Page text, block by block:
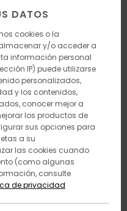
DATOS
cookies o la
y/o acceder a
información personal
IP) puede utilizarse
personalizados,
y los contenidos,
conocer mejor a
los productos de
sus opciones para
a su
las cookies cuando
(como algunas
consulte
de privacidad